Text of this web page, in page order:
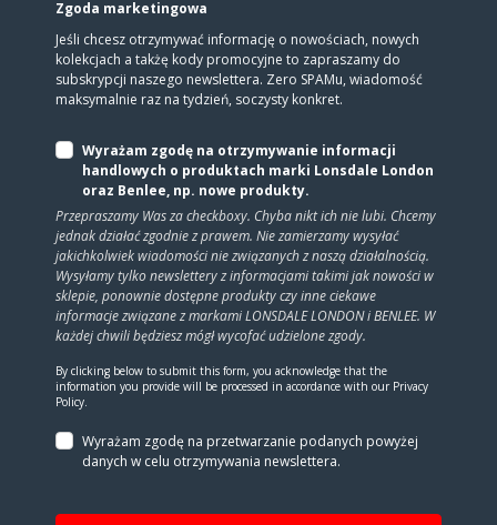
Zgoda marketingowa
Jeśli chcesz otrzymywać informację o nowościach, nowych
kolekcjach a takżę kody promocyjne to zapraszamy do
subskrypcji naszego newslettera. Zero SPAMu, wiadomość
maksymalnie raz na tydzień, soczysty konkret.
Wyrażam zgodę na otrzymywanie informacji
handlowych o produktach marki Lonsdale London
oraz Benlee, np. nowe produkty.
Przepraszamy Was za checkboxy. Chyba nikt ich nie lubi. Chcemy
jednak działać zgodnie z prawem. Nie zamierzamy wysyłać
jakichkolwiek wiadomości nie związanych z naszą działalnością.
Wysyłamy tylko newslettery z informacjami takimi jak nowości w
sklepie, ponownie dostępne produkty czy inne ciekawe
informacje związane z markami LONSDALE LONDON i BENLEE. W
każdej chwili będziesz mógł wycofać udzielone zgody.
By clicking below to submit this form, you acknowledge that the
information you provide will be processed in accordance with our Privacy
Policy.
Wyrażam zgodę na prze­twa­rza­nie po­da­nych powyżej
danych w celu otrzy­my­wa­nia new­slet­tera.